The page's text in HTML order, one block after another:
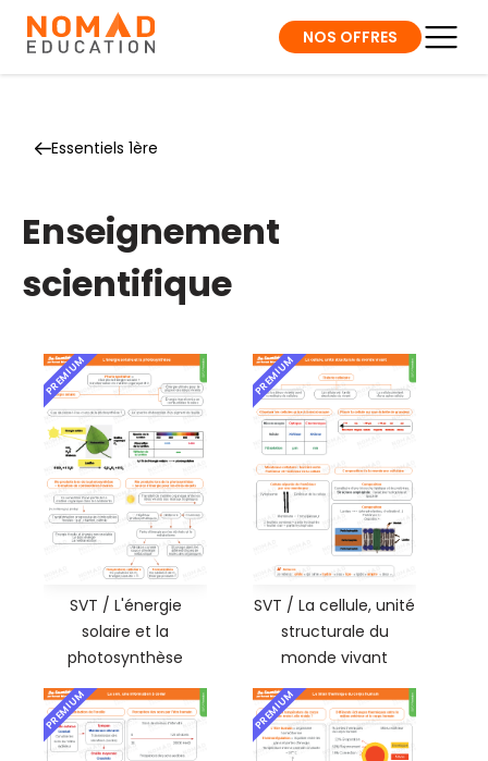
NOS OFFRES
Essentiels 1ère
Enseignement
scientifique
PREMIUM
SVT / L'énergie
solaire et la
photosynthèse
PREMIUM
SVT / La cellule, unité
structurale du
monde vivant
PREMIUM PREMIUM